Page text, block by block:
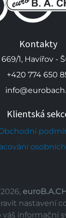
Kontakty
1, Havířov -
+420 774 650
Klientská
nastavení
váš informační